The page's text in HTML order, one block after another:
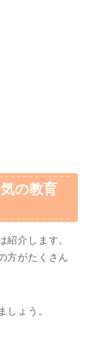
の教育
紹介します。
方がたくさん
しょう。